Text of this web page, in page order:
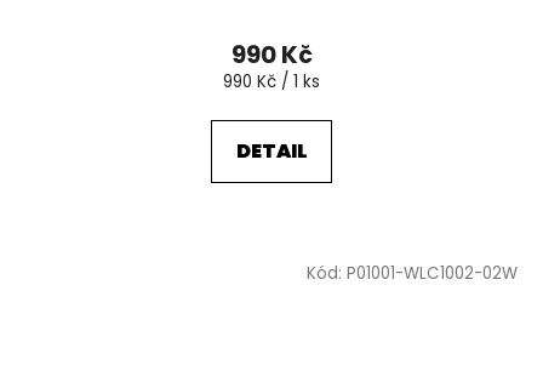
990 Kč
Měrná
990 Kč / 1 ks
DETAIL
Kód: P01001-WLC1002-02W